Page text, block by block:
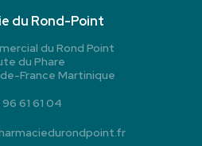
du Rond-Point
du Rond Point
du Phare
France Martinique
61 61 04